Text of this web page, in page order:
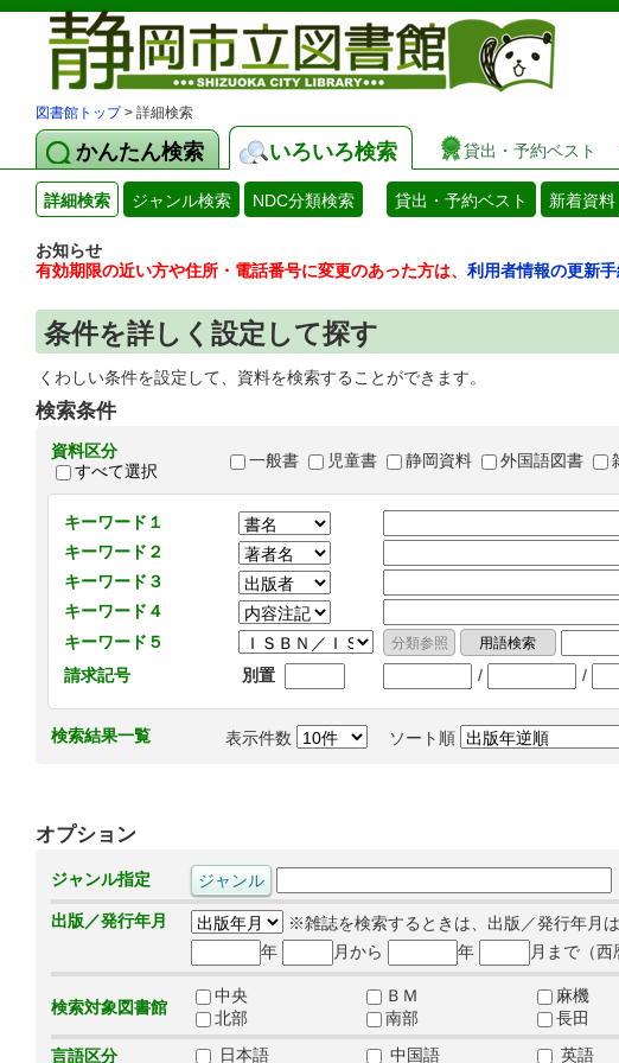
図書
図書館トップ> 詳細検索
かんたん検索 いろいろ検索 貸出・予約ベスト
詳細検索 ジャンル検索 NDC分類検索 貸出・予約ベスト 新着資料
お知らせ
有効期限の近い方や住所・電話番号に変更のあった方は、 利用者情報の更新手
条件を詳しく設定して探す
くわしい条件を設定して、資料を検索することができます。
検索条件
資料区分
すべて選択
一般書 児童書 静岡資料 外国語図書
キーワード１
キーワード２
キーワード３
キーワード４
キーワード５
請求記号
別置 / /
検索結果一覧 表示件数 ソート順
オプション
ジャンル指定
出版／発行年月
※雑誌を検索するときは、出版／発行年月は
年
月から 年 月まで（西
検索対象図書館
中央 ＢＭ 麻機
北部
南部 長田
言語区分
日本語 中国語 英語